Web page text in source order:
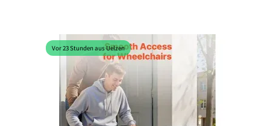
Vor 23 Stunden aus Uelzen